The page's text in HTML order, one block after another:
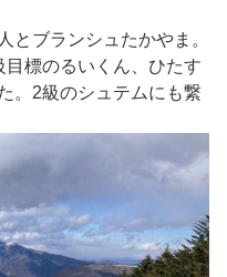
ブランシュたかやま。
標のるいくん、ひたす
。2級のシュテムにも繋